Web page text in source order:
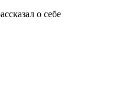
о себе